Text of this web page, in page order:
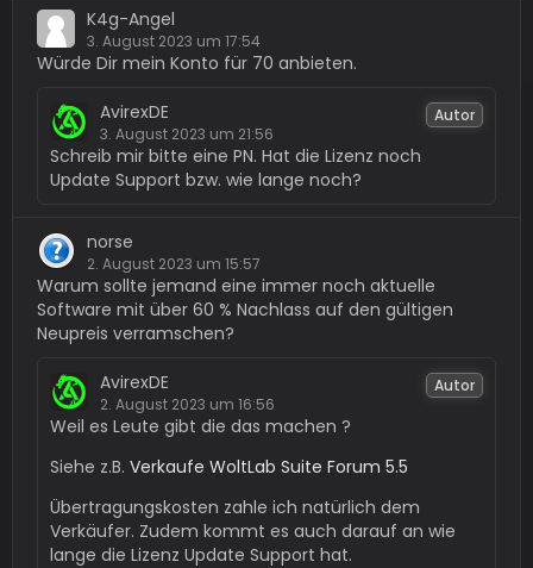
K4g-Angel
3. August 2023 um 17:54
Würde Dir mein Konto für 70 anbieten.
AvirexDE
3. August 2023 um 21:56
Autor
Schreib mir bitte eine PN. Hat die Lizenz noch
Update Support bzw. wie lange noch?
norse
2. August 2023 um 15:57
Warum sollte jemand eine immer noch aktuelle
Software mit über 60 % Nachlass auf den gültigen
Neupreis verramschen?
AvirexDE
2. August 2023 um 16:56
Autor
Weil es Leute gibt die das machen ?
Siehe z.B. Verkaufe WoltLab Suite Forum 5.5
Übertragungskosten zahle ich natürlich dem
Verkäufer. Zudem kommt es auch darauf an wie
lange die Lizenz Update Support hat.